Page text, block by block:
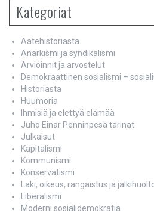
Kategoriat
Aatehistoriasta
Anarkismi ja syndikalismi
Arvioinnit ja arvostelut
Demokraattinen sosialismi –
Historiasta
Huumoria
Ihmisiä ja elettyä elämää
Juho Einar Penninpesä tarinat
Julkaisut
Kapitalismi
Kommunismi
Konservatismi
Laki, oikeus, rangaistus ja
Liberalismi
Moderni sosialidemokratia